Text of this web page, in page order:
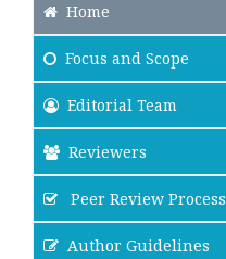
Home
Focus and Scope
Editorial Team
Reviewers
Peer Review Process
Author Guidelines